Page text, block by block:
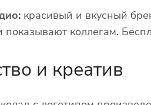
красивый и вкусный
коллегам.
и креатив